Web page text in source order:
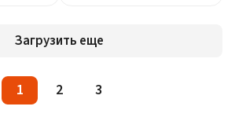
Загрузить еще
1 2 3